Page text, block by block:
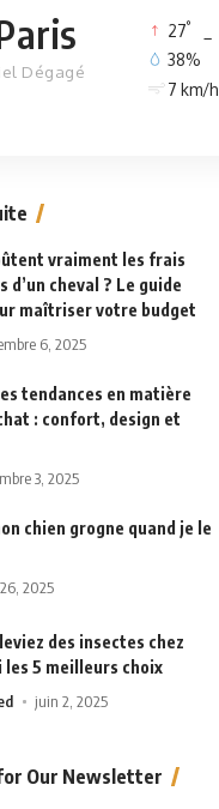
Dégagé
27°
38%
7 km/h
vraiment les frais
cheval ? Le guide
maîtriser votre budget
6, 2025
tendances en matière
: confort, design et
3, 2025
chien grogne quand je le
2025
des insectes chez
les 5 meilleurs choix
juin 2, 2025
Our Newsletter